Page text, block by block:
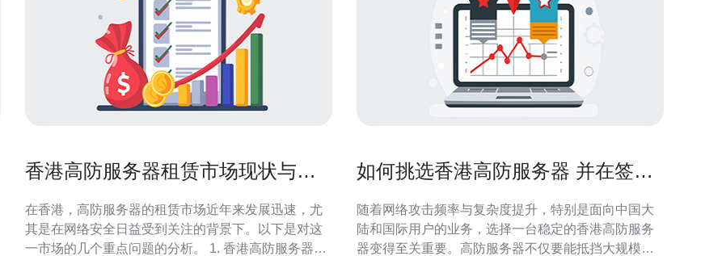
香港高防服务器租赁市场现状与未
在香港，高防服务器的租赁市场近年来发展迅速，尤
其是在网络安全日益受到关注的背景下。以下是对这
一市场的几个重点问题的分析。 1. 香港高防服务器租
如何挑选香港高防服务器 并在签约
随着网络攻击频率与复杂度提升，特别是面向中国大
陆和国际用户的业务，选择一台稳定的香港高防服务
器变得至关重要。高防服务器不仅要能抵挡大规模